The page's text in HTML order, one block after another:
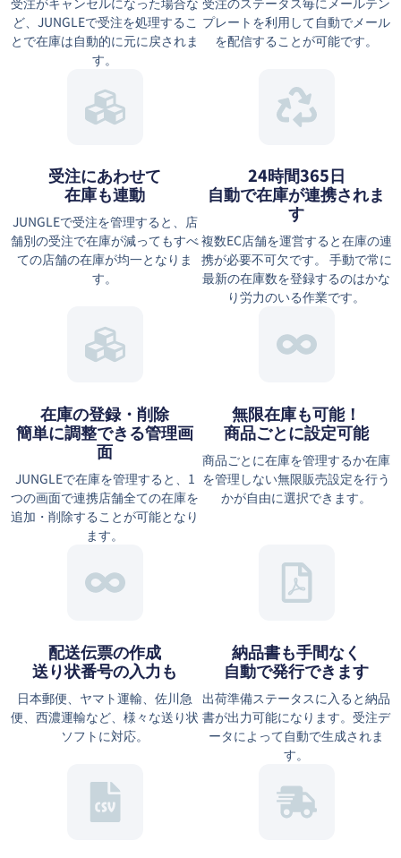
ど、JUNGLEで受注を処理するこ
とで在庫は自動的に元に戻されま
す。
プレートを利用して自動でメール
を配信することが可能です。
受注にあわせて
在庫も連動
JUNGLEで受注を管理すると、店
舗別の受注で在庫が減ってもすべ
ての店舗の在庫が均一となりま
す。
24時間365日
自動で在庫が連携されま
す
複数EC店舗を運営すると在庫の連
携が必要不可欠です。 手動で常に
最新の在庫数を登録するのはかな
り労力のいる作業です。
在庫の登録・削除
簡単に調整できる管理画
面
JUNGLEで在庫を管理すると、1
つの画面で連携店舗全ての在庫を
追加・削除することが可能となり
ます。
無限在庫も可能！
商品ごとに設定可能
商品ごとに在庫を管理するか在庫
を管理しない無限販売設定を行う
かが自由に選択できます。
配送伝票の作成
送り状番号の入力も
日本郵便、ヤマト運輸、佐川急
便、西濃運輸など、様々な送り状
ソフトに対応。
納品書も手間なく
自動で発行できます
出荷準備ステータスに入ると納品
書が出力可能になります。受注デ
ータによって自動で生成されま
す。